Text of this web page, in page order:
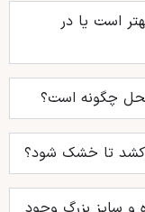
است یا در
چگونه است؟
تا خشک شود؟